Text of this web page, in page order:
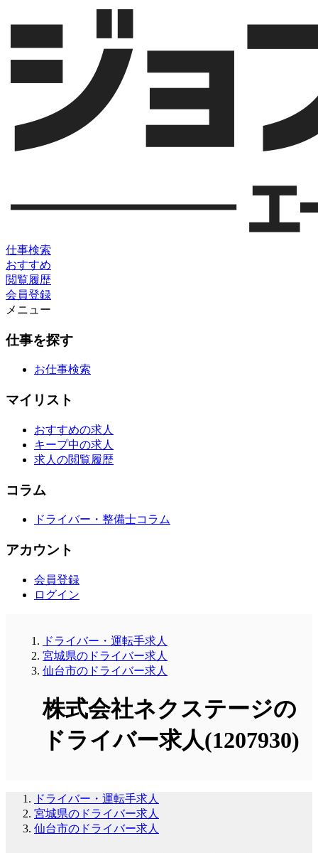
仕事検索
おすすめ
閲覧履歴
会員登録
メニュー
仕事を探す
お仕事検索
マイリスト
おすすめの求人
キープ中の求人
求人の閲覧履歴
コラム
ドライバー・整備士コラム
アカウント
会員登録
ログイン
ドライバー・運転手求人
宮城県のドライバー求人
仙台市のドライバー求人
株式会社ネクステージの
ドライバー求人(1207930)
ドライバー・運転手求人
宮城県のドライバー求人
仙台市のドライバー求人